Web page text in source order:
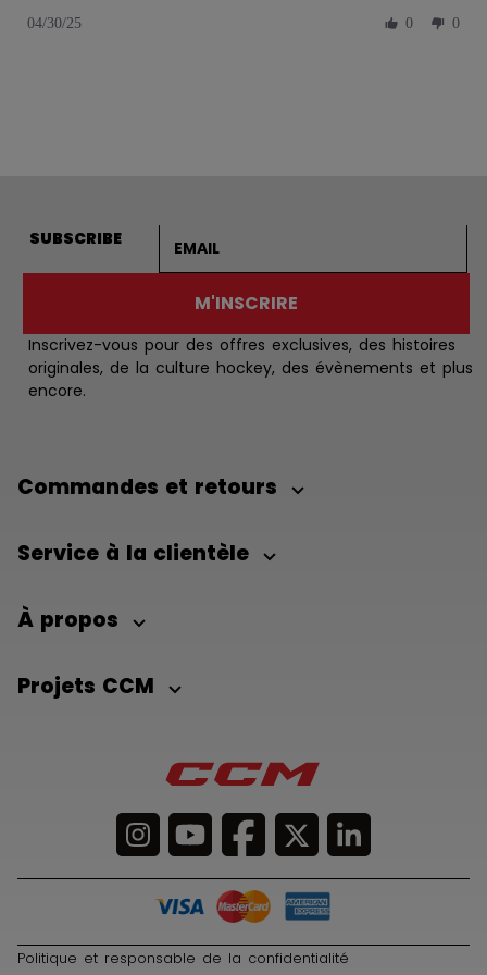
04/30/25 0 0
SUBSCRIBE
M'INSCRIRE
Inscrivez-vous pour des offres exclusives, des histoires
originales, de la culture hockey, des évènements et plus
encore.
Commandes et retours
Service à la clientèle
À propos
Projets CCM
Politique et responsable de la confidentialité